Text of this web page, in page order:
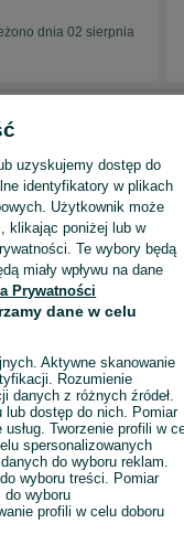
dnia 02 sierpnia
Wyświetlenia:
Wyślij wiadomość
uzyskujemy dostęp do
identyfikatory w plikach
Użytkownik może
klikając poniżej lub w
Te wybory będą
miały wpływu na dane
Prywatności
dane w celu
Aktywne skanowanie
Rozumienie
danych z różnych źródeł.
lub dostęp do nich. Pomiar
Tworzenie profili w
spersonalizowanych
do wyboru reklam.
wyboru treści. Pomiar
wyboru
profili w celu doboru